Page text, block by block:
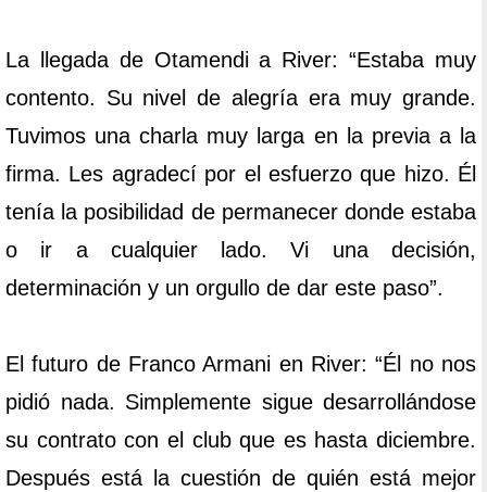
La llegada de Otamendi a River: “Estaba muy
contento. Su nivel de alegría era muy grande.
Tuvimos una charla muy larga en la previa a la
firma. Les agradecí por el esfuerzo que hizo. Él
tenía la posibilidad de permanecer donde estaba
o ir a cualquier lado. Vi una decisión,
determinación y un orgullo de dar este paso”.
El futuro de Franco Armani en River: “Él no nos
pidió nada. Simplemente sigue desarrollándose
su contrato con el club que es hasta diciembre.
Después está la cuestión de quién está mejor